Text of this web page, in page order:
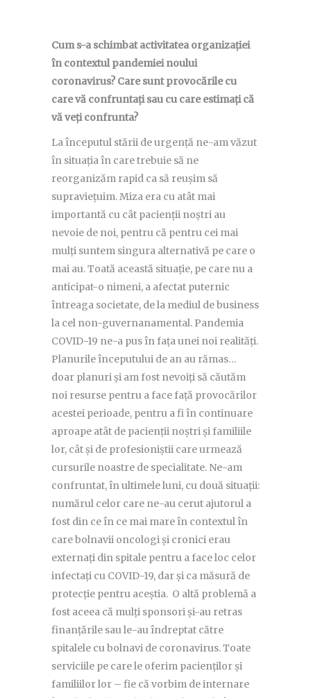
Cum s-a schimbat activitatea organizației
în contextul pandemiei noului
coronavirus? Care sunt provocările cu
care vă confruntați sau cu care estimați că
vă veți confrunta?
La începutul stării de urgență ne-am văzut
în situația în care trebuie să ne
reorganizăm rapid ca să reușim să
supraviețuim. Miza era cu atât mai
importantă cu cât pacienții noștri au
nevoie de noi, pentru că pentru cei mai
mulți suntem singura alternativă pe care o
mai au. Toată această situație, pe care nu a
anticipat-o nimeni, a afectat puternic
întreaga societate, de la mediul de business
la cel non-guvernanamental. Pandemia
COVID-19 ne-a pus în fața unei noi realități.
Planurile începutului de an au rămas…
doar planuri și am fost nevoiți să căutăm
noi resurse pentru a face față provocărilor
acestei perioade, pentru a fi în continuare
aproape atât de pacienții noștri și familiile
lor, cât și de profesioniștii care urmează
cursurile noastre de specialitate. Ne-am
confruntat, în ultimele luni, cu două situații:
numărul celor care ne-au cerut ajutorul a
fost din ce în ce mai mare în contextul în
care bolnavii oncologi și cronici erau
externați din spitale pentru a face loc celor
infectați cu COVID-19, dar și ca măsură de
protecție pentru aceștia. O altă problemă a
fost aceea că mulți sponsori și-au retras
finanțările sau le-au îndreptat către
spitalele cu bolnavi de coronavirus. Toate
serviciile pe care le oferim pacienților și
familiilor lor – fie că vorbim de internare